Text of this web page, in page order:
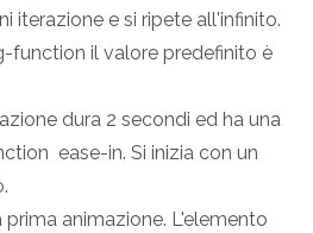
iterazione e si ripete all'infinito.
function il valore predefinito è
dura 2 secondi ed ha una
ease-in. Si inizia con un
prima animazione. L'elemento